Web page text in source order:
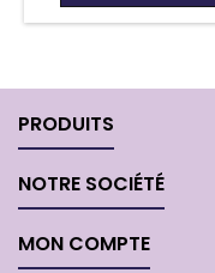
PRODUITS
NOTRE SOCIÉTÉ
MON COMPTE